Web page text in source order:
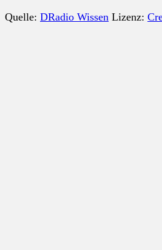
Quelle: DRadio Wissen Lizenz: